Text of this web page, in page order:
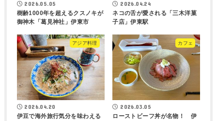
2026.05.05
樹齢1000年を超えるクスノキが
御神木「葛見神社」伊東市
2026.04.24
ネコの舌が愛される「三木洋菓
子店」伊東駅
アジア料理
2026.04.20
伊豆で海外旅行気分を味わえる
カフェ
2026.03.05
ローストビーフ丼が名物！ 伊